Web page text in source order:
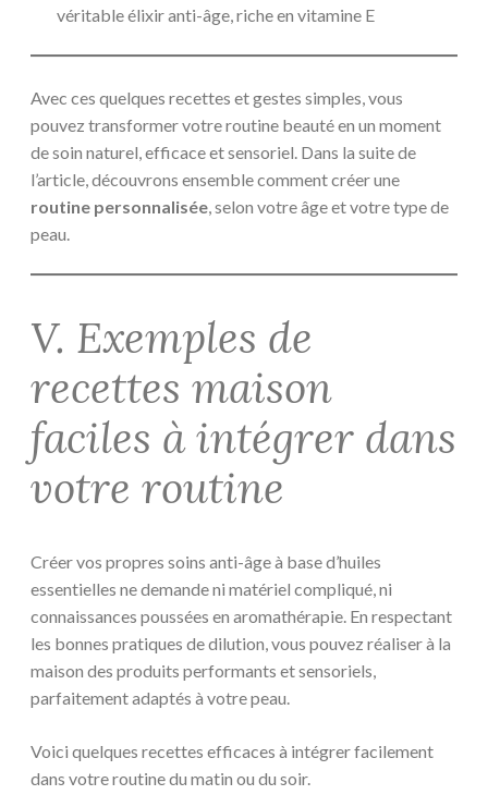
véritable élixir anti-âge, riche en vitamine E
Avec ces quelques recettes et gestes simples, vous
pouvez transformer votre routine beauté en un moment
de soin naturel, efficace et sensoriel. Dans la suite de
l’article, découvrons ensemble comment créer une
routine personnalisée, selon votre âge et votre type de
peau.
V. Exemples de
recettes maison
faciles à intégrer dans
votre routine
Créer vos propres soins anti-âge à base d’huiles
essentielles ne demande ni matériel compliqué, ni
connaissances poussées en aromathérapie. En respectant
les bonnes pratiques de dilution, vous pouvez réaliser à la
maison des produits performants et sensoriels,
parfaitement adaptés à votre peau.
Voici quelques recettes efficaces à intégrer facilement
dans votre routine du matin ou du soir.